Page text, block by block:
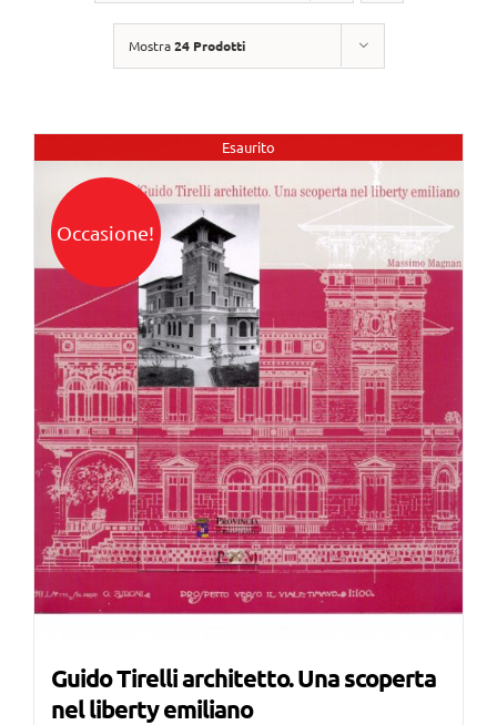
Mostra24 Prodotti
Esaurito
Occasione!
Guido Tirelli architetto. Una scoperta
nel liberty emiliano